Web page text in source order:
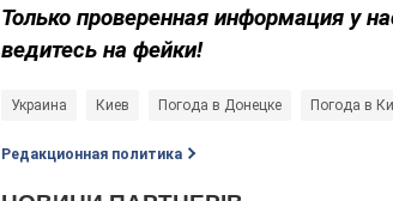
Только проверенная информация у
ведитесь на фейки!
Украина Киев Погода в Донецке Погода в
Редакционная политика